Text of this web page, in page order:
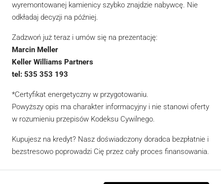
wyremontowanej kamienicy szybko znajdzie nabywcę. Nie
odkładaj decyzji na później.
Zadzwoń już teraz i umów się na prezentację:
Marcin Meller
Keller Williams Partners
tel: 535 353 193
*Certyfikat energetyczny w przygotowaniu.
Powyższy opis ma charakter informacyjny i nie stanowi oferty
w rozumieniu przepisów Kodeksu Cywilnego.
Kupujesz na kredyt? Nasz doświadczony doradca bezpłatnie i
bezstresowo poprowadzi Cię przez cały proces finansowania.